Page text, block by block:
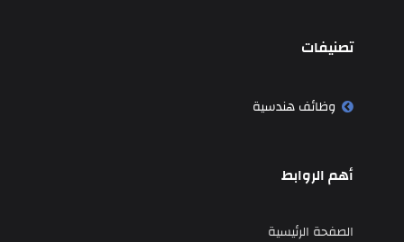
تصنيفات
وظائف هندسية
أهم الروابط
الصفحة الرئيسية